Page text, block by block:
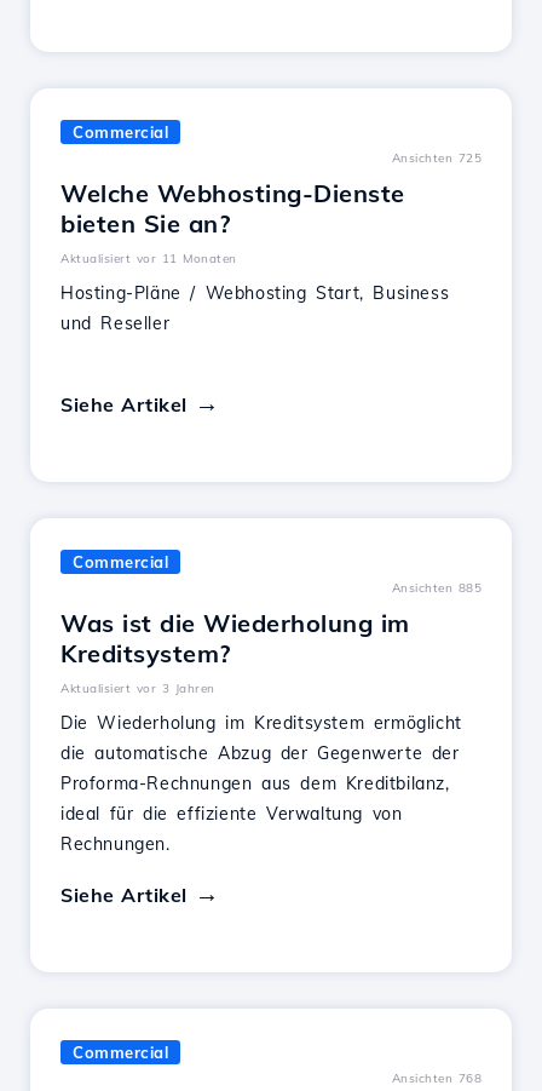
Commercial
Ansichten 725
Welche Webhosting-Dienste
bieten Sie an?
Aktualisiert vor 11 Monaten
Hosting-Pläne / Webhosting Start, Business
und Reseller
Siehe Artikel
Commercial
Ansichten 885
Was ist die Wiederholung im
Kreditsystem?
Aktualisiert vor 3 Jahren
Die Wiederholung im Kreditsystem ermöglicht
die automatische Abzug der Gegenwerte der
Proforma-Rechnungen aus dem Kreditbilanz,
ideal für die effiziente Verwaltung von
Rechnungen.
Siehe Artikel
Commercial
Ansichten 768